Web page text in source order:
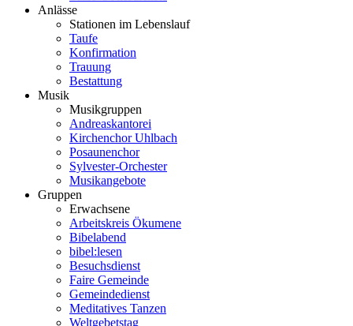
Anlässe
Stationen im Lebenslauf
Taufe
Konfirmation
Trauung
Bestattung
Musik
Musikgruppen
Andreaskantorei
Kirchenchor Uhlbach
Posaunenchor
Sylvester-Orchester
Musikangebote
Gruppen
Erwachsene
Arbeitskreis Ökumene
Bibelabend
bibel:lesen
Besuchsdienst
Faire Gemeinde
Gemeindedienst
Meditatives Tanzen
Weltgebetstag